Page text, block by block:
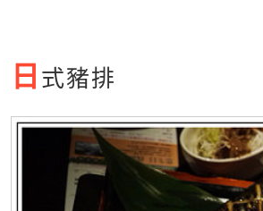
日 式豬排